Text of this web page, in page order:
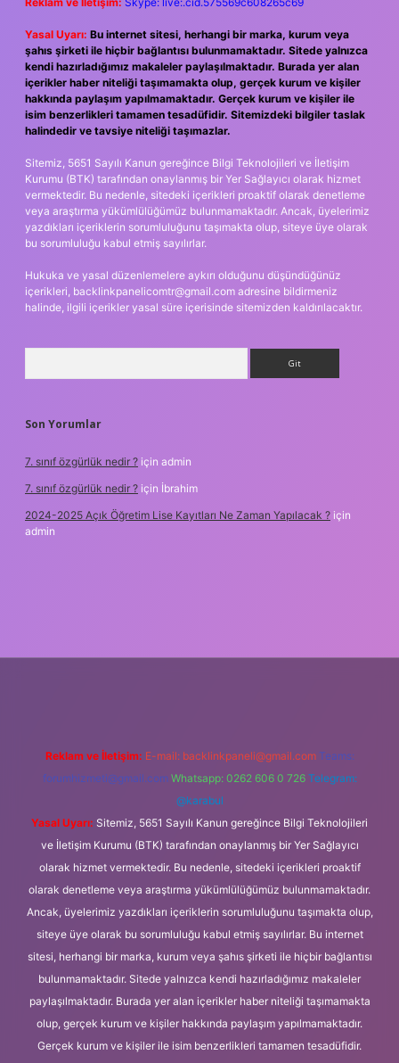
Yasal Uyarı: Bu internet sitesi, herhangi bir marka, kurum veya
şahıs şirketi ile hiçbir bağlantısı bulunmamaktadır. Sitede yalnızca
kendi hazırladığımız makaleler paylaşılmaktadır. Burada yer alan
içerikler haber niteliği taşımamakta olup, gerçek kurum ve kişiler
hakkında paylaşım yapılmamaktadır. Gerçek kurum ve kişiler ile
isim benzerlikleri tamamen tesadüfidir. Sitemizdeki bilgiler taslak
halindedir ve tavsiye niteliği taşımazlar.
Sitemiz, 5651 Sayılı Kanun gereğince Bilgi Teknolojileri ve İletişim
Kurumu (BTK) tarafından onaylanmış bir Yer Sağlayıcı olarak hizmet
vermektedir. Bu nedenle, sitedeki içerikleri proaktif olarak denetleme
veya araştırma yükümlülüğümüz bulunmamaktadır. Ancak, üyelerimiz
yazdıkları içeriklerin sorumluluğunu taşımakta olup, siteye üye olarak
bu sorumluluğu kabul etmiş sayılırlar.
Hukuka ve yasal düzenlemelere aykırı olduğunu düşündüğünüz
içerikleri, backlinkpanelicomtr@gmail.com adresine bildirmeniz
halinde, ilgili içerikler yasal süre içerisinde sitemizden kaldırılacaktır.
Son Yorumlar
7. sınıf özgürlük nedir ? için admin
7. sınıf özgürlük nedir ? için İbrahim
2024-2025 Açık Öğretim Lise Kayıtları Ne Zaman Yapılacak ? için
admin
Reklam ve İletişim: E-mail: backlinkpaneli@gmail.com Teams:
forumhizmeti@gmail.com Whatsapp: 0262 606 0 726 Telegram:
@karabul
Yasal Uyarı: Sitemiz, 5651 Sayılı Kanun gereğince Bilgi Teknolojileri
ve İletişim Kurumu (BTK) tarafından onaylanmış bir Yer Sağlayıcı
olarak hizmet vermektedir. Bu nedenle, sitedeki içerikleri proaktif
olarak denetleme veya araştırma yükümlülüğümüz bulunmamaktadır.
Ancak, üyelerimiz yazdıkları içeriklerin sorumluluğunu taşımakta olup,
siteye üye olarak bu sorumluluğu kabul etmiş sayılırlar. Bu internet
sitesi, herhangi bir marka, kurum veya şahıs şirketi ile hiçbir bağlantısı
bulunmamaktadır. Sitede yalnızca kendi hazırladığımız makaleler
paylaşılmaktadır. Burada yer alan içerikler haber niteliği taşımamakta
olup, gerçek kurum ve kişiler hakkında paylaşım yapılmamaktadır.
Gerçek kurum ve kişiler ile isim benzerlikleri tamamen tesadüfidir.